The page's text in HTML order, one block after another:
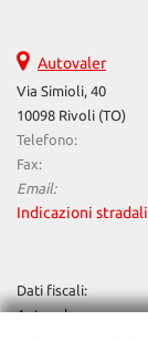
Autovaler
Via Simioli, 40
10098 Rivoli (TO)
Telefono:
Fax:
Email:
Indicazioni stradali
Dati fiscali:
Autovaler